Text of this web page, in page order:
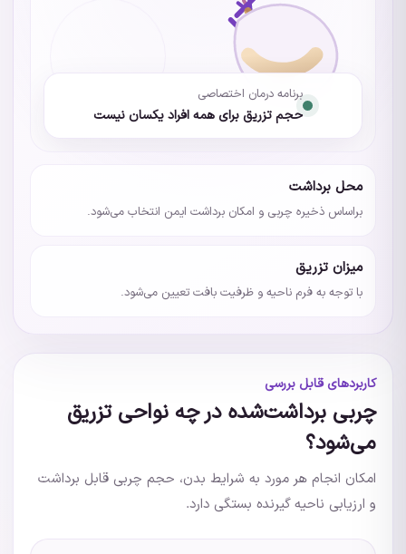
برنامه درمان اختصاصی
حجم تزریق برای همه افراد یکسان نیست
محل برداشت
براساس ذخیره چربی و امکان برداشت ایمن انتخاب می‌شود.
میزان تزریق
با توجه به فرم ناحیه و ظرفیت بافت تعیین می‌شود.
کاربردهای قابل بررسی
چربی برداشت‌شده در چه نواحی تزریق
می‌شود؟
امکان انجام هر مورد به شرایط بدن، حجم چربی قابل برداشت
و ارزیابی ناحیه گیرنده بستگی دارد.